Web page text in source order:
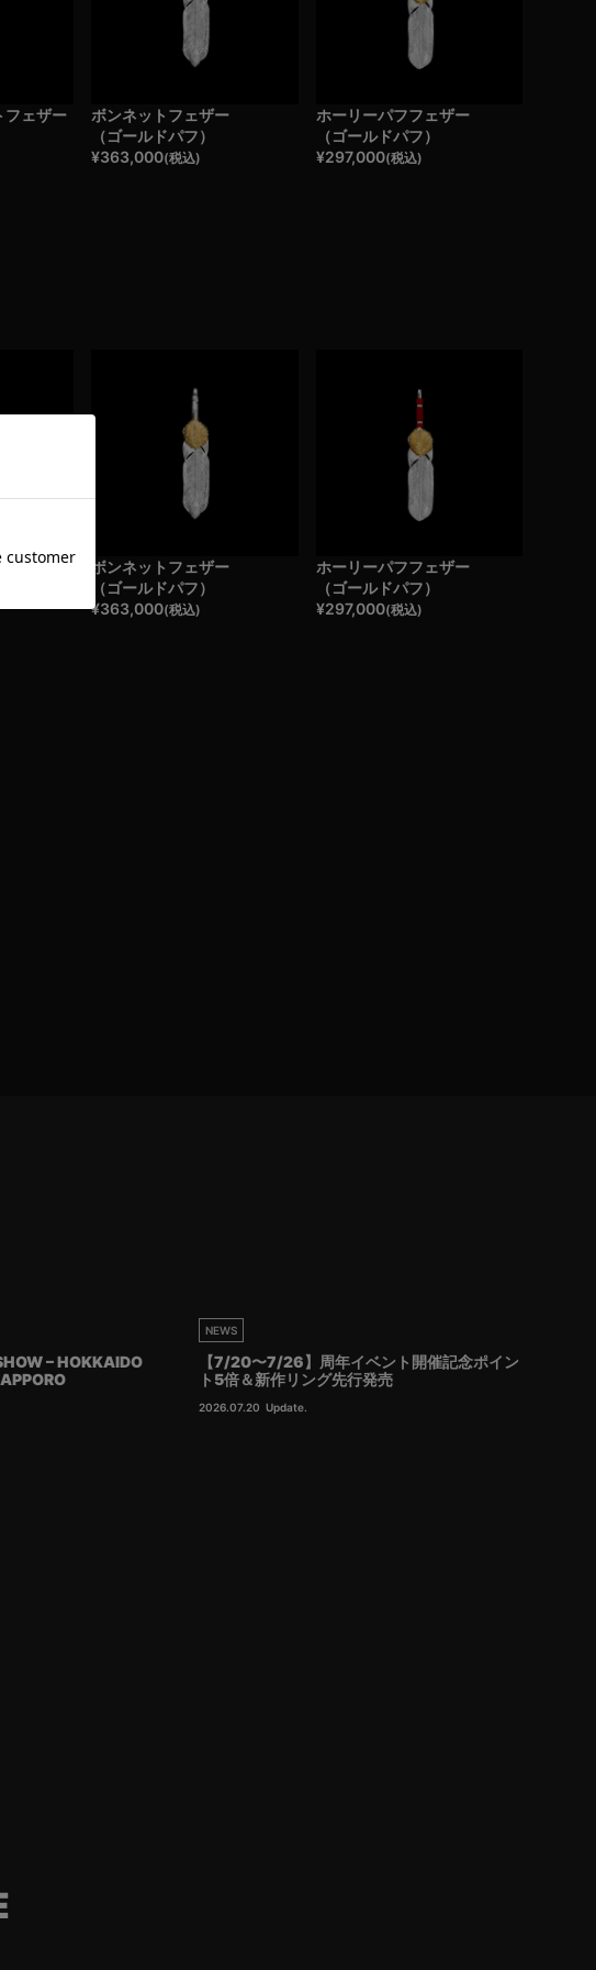
フェザー
ボンネットフェザー
（ゴールドパフ）
¥363,000(税込)
ホーリーパフフェザー
（ゴールドパフ）
¥297,000(税込)
フェザー
ボンネットフェザー
（ゴールドパフ）
¥363,000(税込)
ホーリーパフフェザー
（ゴールドパフ）
¥297,000(税込)
– HOKKAIDO
NEWS
【7/20〜7/26】周年イベント開催記念ポイン
ト5倍＆新作リング先行発売
2026.07.20 Update.